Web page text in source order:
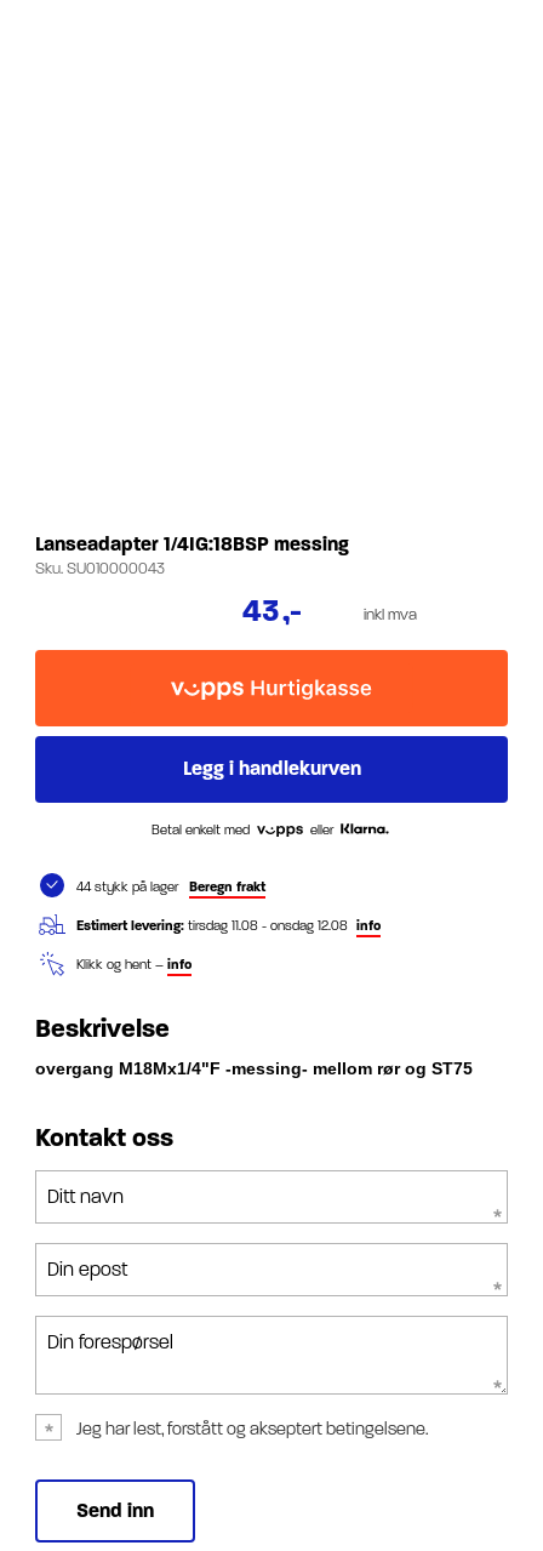
Lanseadapter 1/4IG:18BSP messing
Sku.SU010000043
43,- inkl mva
Betal enkelt med eller
44 stykk på lager Beregn frakt
Estimert levering: tirsdag 11.08 - onsdag 12.08 info
Klikk og hent – info
Beskrivelse
overgang M18Mx1/4"F -messing- mellom rør og ST75
Kontakt oss
Ditt navn
Din epost
Din forespørsel
Jeg har lest, forstått og akseptert betingelsene.